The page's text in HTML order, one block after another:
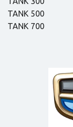
TANK 500
TANK 700